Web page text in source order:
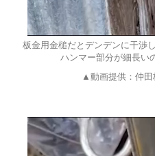
板金用金槌だとデンデンに干渉
ハンマー部分が細長い
▲動画提供：仲田